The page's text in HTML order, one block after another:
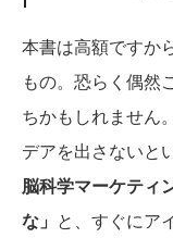
本書は高額ですか
もの。恐らく偶然
ちかもしれません
デアを出さないと
脳科学マーケティ
な」
と、すぐにア